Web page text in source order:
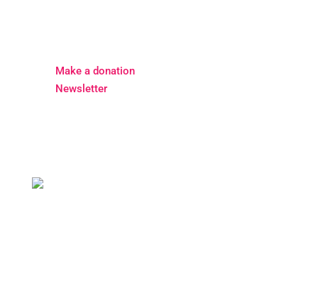
Make a donation
Newsletter